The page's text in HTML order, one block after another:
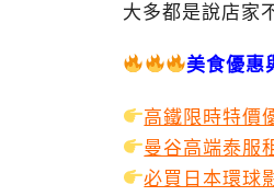
大多都是說店家
美食優惠
高鐵限時特價
曼谷高端泰服
必買日本環球